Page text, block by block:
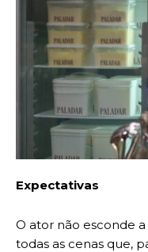
Expectativas
O ator não esconde
todas as cenas que,